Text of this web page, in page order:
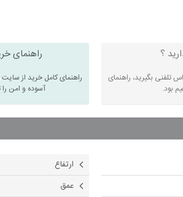
؟
تلفنی بگیرید، راهنمای
بود.
راهنمای
راهنمای کامل خرید از
آسوده و امن را
ارتفاع
عمق